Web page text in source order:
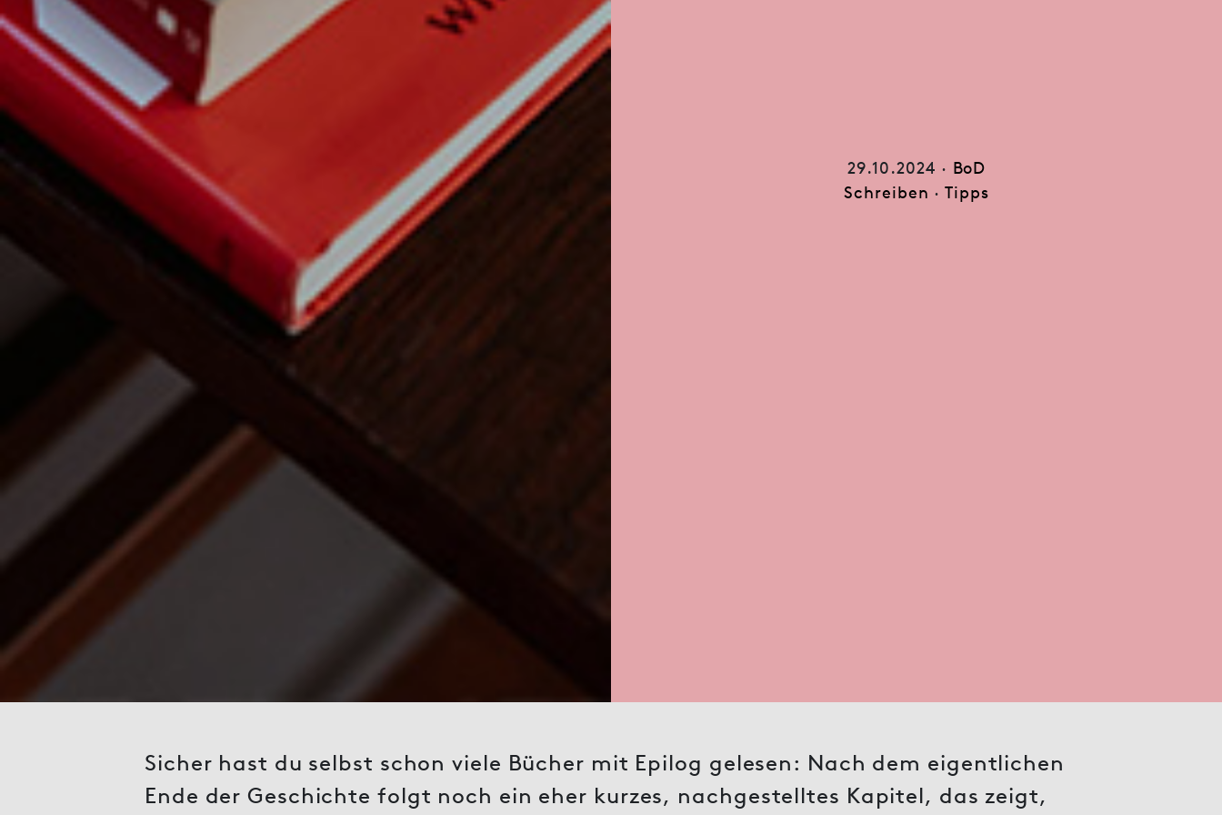
29.10.2024 · BoD
Schreiben ·Tipps
Sicher hast du selbst schon viele Bücher mit Epilog gelesen: Nach dem eigentlichen
Ende der Geschichte folgt noch ein eher kurzes, nachgestelltes Kapitel, das zeigt,